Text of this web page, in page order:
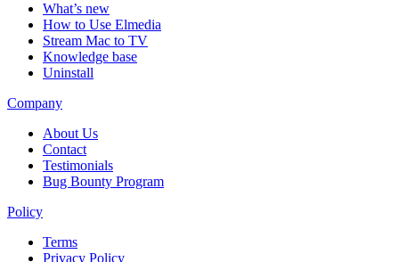
What’s new
How to Use Elmedia
Stream Mac to TV
Knowledge base
Uninstall
Company
About Us
Contact
Testimonials
Bug Bounty Program
Policy
Terms
Privacy Policy